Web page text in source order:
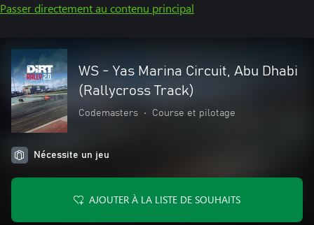
Passer directement au contenu principal
WS - Yas Marina Circuit, Abu Dhabi
(Rallycross Track)
Codemasters • Course et pilotage
Nécessite un jeu
AJOUTER À LA LISTE DE SOUHAITS